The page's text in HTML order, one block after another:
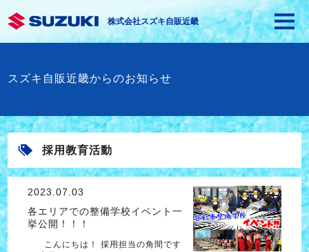
株式会社スズキ自販近畿
スズキ自販近畿からのお知らせ
採用教育活動
2023.07.03
各エリアでの整備学校イベント一
挙公開！！！
こんにちは！ 採用担当の角間です